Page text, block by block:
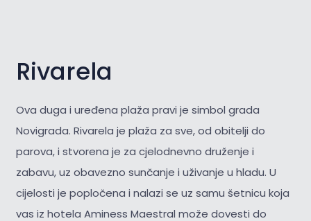
Rivarela
Ova duga i uređena plaža pravi je simbol grada
Novigrada. Rivarela je plaža za sve, od obitelji do
parova, i stvorena je za cjelodnevno druženje i
zabavu, uz obavezno sunčanje i uživanje u hladu. U
cijelosti je popločena i nalazi se uz samu šetnicu koja
vas iz hotela Aminess Maestral može dovesti do